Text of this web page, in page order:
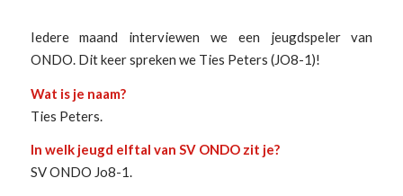
Iedere maand interviewen we een jeugdspeler van
ONDO. Dit keer spreken we Ties Peters (JO8-1)!
Wat is je naam?
Ties Peters.
In welk jeugd elftal van SV ONDO zit je?
SV ONDO Jo8-1.